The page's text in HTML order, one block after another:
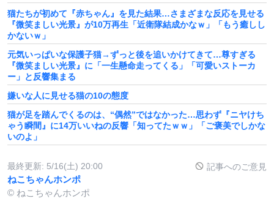
猫たちが初めて『赤ちゃん』を見た結果…さまざまな反応を見せる
『微笑ましい光景』が10万再生「近衛隊結成かなｗ」「もう癒しし
かないｗ」
元気いっぱいな保護子猫→ずっと後を追いかけてきて…尊すぎる
『微笑ましい光景』に「一生懸命走ってくる」「可愛いストーカ
ー」と反響集まる
嫌いな人に見せる猫の10の態度
猫が足を踏んでくるのは、“偶然”ではなかった…思わず『ニヤけち
ゃう瞬間』に14万いいねの反響「知ってたｗｗ」「ご褒美でしかな
いのよ」
最終更新: 5/16(土) 20:00 記事へのご意見
ねこちゃんホンポ
© ねこちゃんホンポ